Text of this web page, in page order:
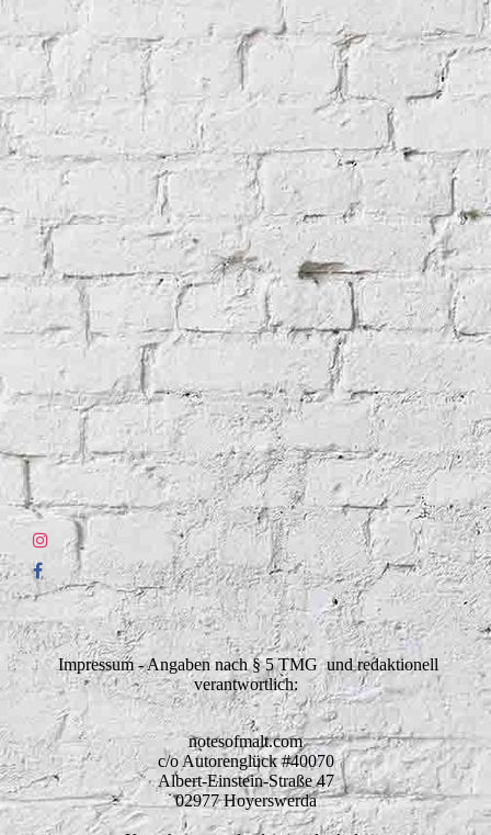
Impressum - Angaben nach § 5 TMG und redaktionell
verantwortlich:
notesofmalt.com
c/o Autorenglück #40070
Albert-Einstein-Straße 47
02977 Hoyerswerda